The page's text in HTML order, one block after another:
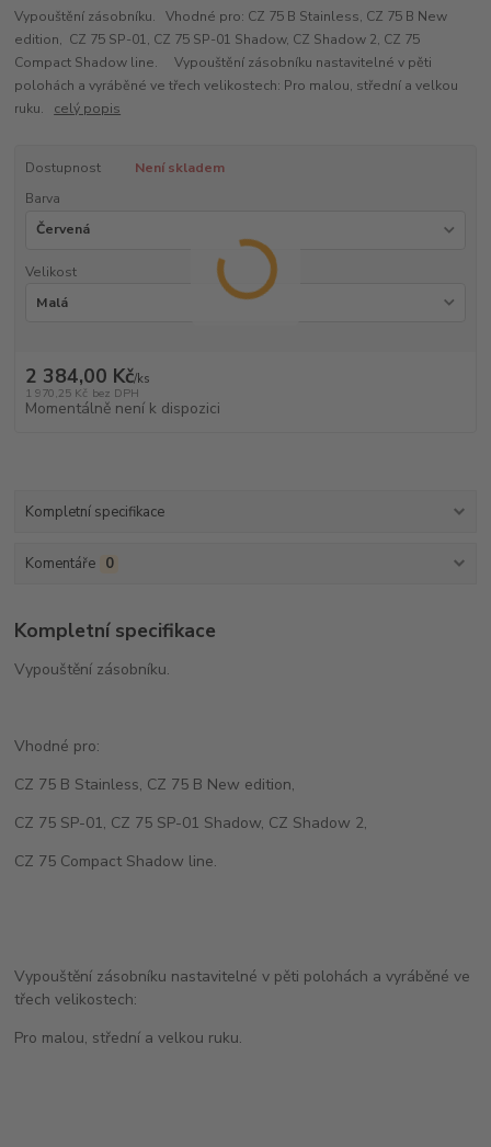
Vypouštění zásobníku. Vhodné pro: CZ 75 B Stainless, CZ 75 B New
edition, CZ 75 SP-01, CZ 75 SP-01 Shadow, CZ Shadow 2, CZ 75
Compact Shadow line. Vypouštění zásobníku nastavitelné v pěti
polohách a vyráběné ve třech velikostech: Pro malou, střední a velkou
ruku. celý popis
Dostupnost
Není skladem
Barva
Velikost
2 384,00 Kč/ks
1 970,25 Kč bez DPH
Momentálně není k dispozici
Kompletní specifikace
Komentáře 0
Kompletní specifikace
Vypouštění zásobníku.
Vhodné pro:
CZ 75 B Stainless, CZ 75 B New edition,
CZ 75 SP-01, CZ 75 SP-01 Shadow, CZ Shadow 2,
CZ 75 Compact Shadow line.
Vypouštění zásobníku nastavitelné v pěti polohách a vyráběné ve
třech velikostech:
Pro malou, střední a velkou ruku.